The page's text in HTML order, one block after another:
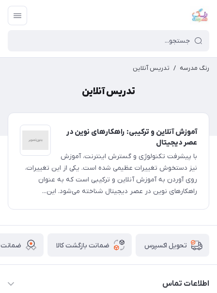
رنگ مدرسه / تدریس آنلاین
تدریس آنلاین
آموزش آنلاین و ترکیبی: راهکارهای نوین در
عصر دیجیتال
با پیشرفت تکنولوژی و گسترش اینترنت، آموزش
نیز دستخوش تغییرات عظیمی شده است. یکی از این تغییرات،
روی آوردن به آموزش آنلاین و ترکیبی است که به عنوان
راهکارهای نوین در عصر دیجیتال شناخته می‌شود. این...
تحویل اکسپرس ضمانت بازگشت کالا ضمانت
اطلاعات تماس